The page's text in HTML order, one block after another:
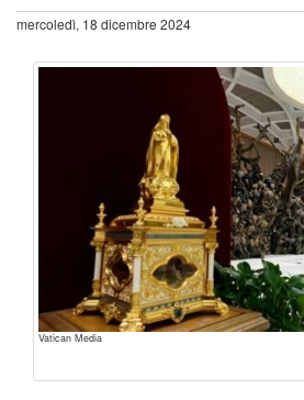
mercoledì, 18 dicembre 2024
Vatican Media